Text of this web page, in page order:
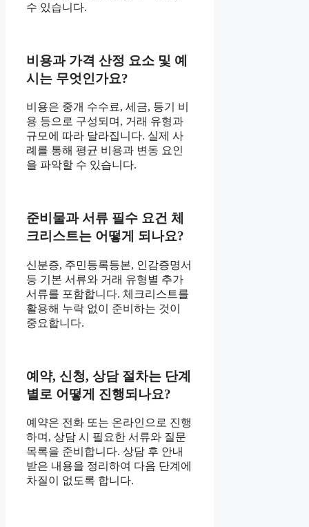
수 있습니다.
비용과 가격 산정 요소 및 예
시는 무엇인가요?
비용은 중개 수수료, 세금, 등기 비
용 등으로 구성되며, 거래 유형과
규모에 따라 달라집니다. 실제 사
례를 통해 평균 비용과 변동 요인
을 파악할 수 있습니다.
준비물과 서류 필수 요건 체
크리스트는 어떻게 되나요?
신분증, 주민등록등본, 인감증명서
등 기본 서류와 거래 유형별 추가
서류를 포함합니다. 체크리스트를
활용해 누락 없이 준비하는 것이
중요합니다.
예약, 신청, 상담 절차는 단계
별로 어떻게 진행되나요?
예약은 전화 또는 온라인으로 진행
하며, 상담 시 필요한 서류와 질문
목록을 준비합니다. 상담 후 안내
받은 내용을 정리하여 다음 단계에
차질이 없도록 합니다.